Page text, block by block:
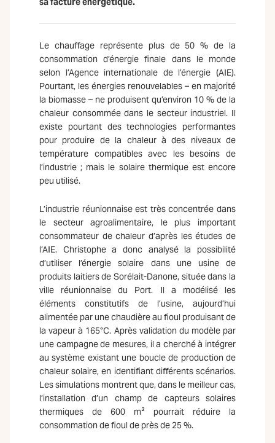
Le chauffage représente plus de 50 % de la
consommation d’énergie finale dans le monde
selon l’Agence internationale de l’énergie (AIE).
Pourtant, les énergies renouvelables – en majorité
la biomasse – ne produisent qu’environ 10 % de la
chaleur consommée dans le secteur industriel. Il
existe pourtant des technologies performantes
pour produire de la chaleur à des niveaux de
température compatibles avec les besoins de
l’industrie ; mais le solaire thermique est encore
peu utilisé.
L’industrie réunionnaise est très concentrée dans
le secteur agroalimentaire, le plus important
consommateur de chaleur d’après les études de
l’AIE. Christophe a donc analysé la possibilité
d’utiliser l’énergie solaire dans une usine de
produits laitiers de Sorélait-Danone, située dans la
ville réunionnaise du Port. Il a modélisé les
éléments constitutifs de l’usine, aujourd’hui
alimentée par une chaudière au fioul produisant de
la vapeur à 165°C. Après validation du modèle par
une campagne de mesures, il a cherché à intégrer
au système existant une boucle de production de
chaleur solaire, en identifiant différents scénarios.
Les simulations montrent que, dans le meilleur cas,
l’installation d’un champ de capteurs solaires
thermiques de 600 m² pourrait réduire la
consommation de fioul de près de 25 %.